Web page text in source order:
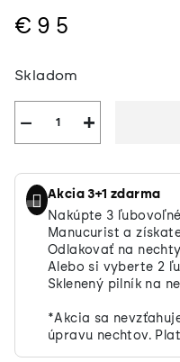
€95
cena:
Skladom
+
−
Akcia 3+1 zdarma
Nakúpte 3
Manucurist a
Odlakovať na
Alebo si vyberte 2
Sklenený pilník na
*Akcia sa
úpravu nechtov.